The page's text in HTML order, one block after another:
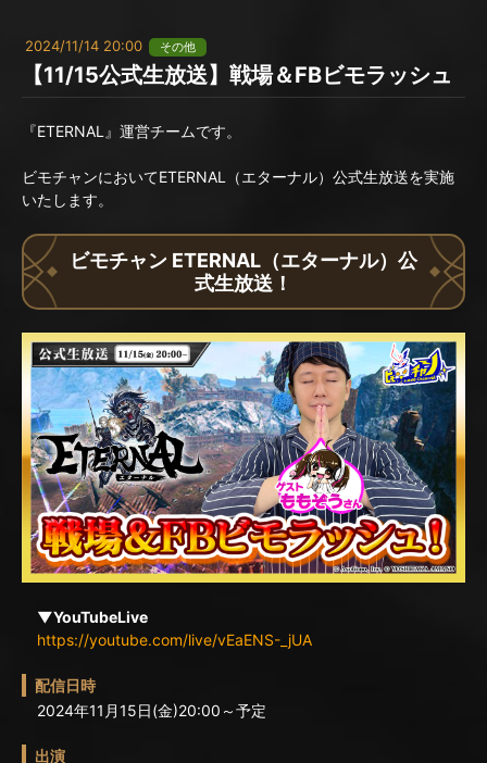
2024/11/14 20:00 その他
【11/15公式生放送】戦場＆FBビモラッシュ
『ETERNAL』運営チームです。
ビモチャンにおいてETERNAL（エターナル）公式生放送を実施
いたします。
ビモチャン ETERNAL（エターナル）公
式生放送！
▼YouTubeLive
https://youtube.com/live/vEaENS-_jUA
配信日時
2024年11月15日(金)20:00～予定
出演